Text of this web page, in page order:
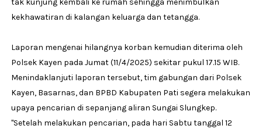
tak kunjung kembali ke rumah sehingga menimbulkan
kekhawatiran di kalangan keluarga dan tetangga.
Laporan mengenai hilangnya korban kemudian diterima oleh
Polsek Kayen pada Jumat (11/4/2025) sekitar pukul 17.15 WIB.
Menindaklanjuti laporan tersebut, tim gabungan dari Polsek
Kayen, Basarnas, dan BPBD Kabupaten Pati segera melakukan
upaya pencarian di sepanjang aliran Sungai Slungkep.
"Setelah melakukan pencarian, pada hari Sabtu tanggal 12